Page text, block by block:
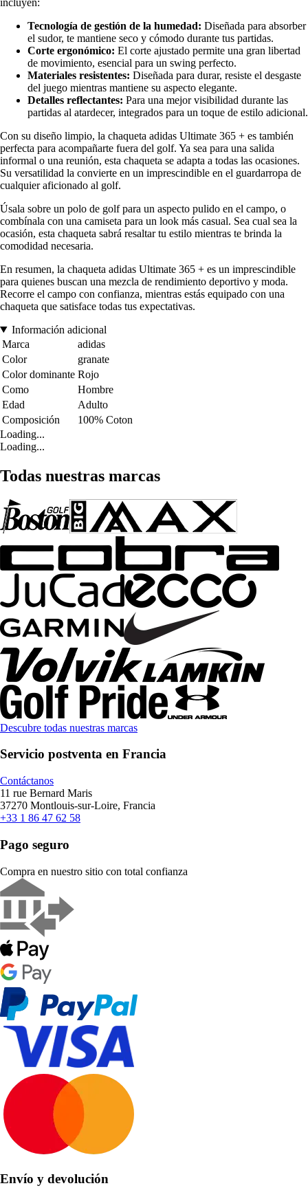
Tecnología de gestión de la humedad: Diseñada para absorber
el sudor, te mantiene seco y cómodo durante tus partidas.
Corte ergonómico: El corte ajustado permite una gran libertad
de movimiento, esencial para un swing perfecto.
Materiales resistentes: Diseñada para durar, resiste el desgaste
del juego mientras mantiene su aspecto elegante.
Detalles reflectantes: Para una mejor visibilidad durante las
partidas al atardecer, integrados para un toque de estilo adicional.
Con su diseño limpio, la chaqueta adidas Ultimate 365 + es también
perfecta para acompañarte fuera del golf. Ya sea para una salida
informal o una reunión, esta chaqueta se adapta a todas las ocasiones.
Su versatilidad la convierte en un imprescindible en el guardarropa de
cualquier aficionado al golf.
Úsala sobre un polo de golf para un aspecto pulido en el campo, o
combínala con una camiseta para un look más casual. Sea cual sea la
ocasión, esta chaqueta sabrá resaltar tu estilo mientras te brinda la
comodidad necesaria.
En resumen, la chaqueta adidas Ultimate 365 + es un imprescindible
para quienes buscan una mezcla de rendimiento deportivo y moda.
Recorre el campo con confianza, mientras estás equipado con una
chaqueta que satisface todas tus expectativas.
Información adicional
Marca
adidas
Color
granate
Color dominante Rojo
Como
Hombre
Edad
Adulto
Composición
100% Coton
Loading...
Loading...
Todas nuestras marcas
Descubre todas nuestras marcas
Servicio postventa en Francia
Contáctanos
11 rue Bernard Maris
37270 Montlouis-sur-Loire, Francia
+33 1 86 47 62 58
Pago seguro
Compra en nuestro sitio con total confianza
Envío y devolución